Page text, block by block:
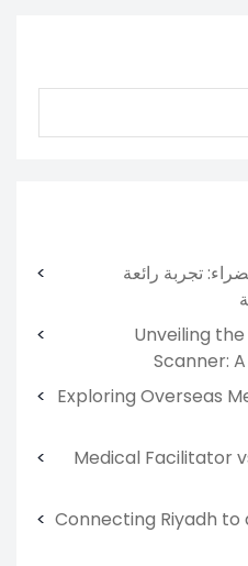
تجربة رائعة
Unveiling
Scanner:
Exploring Overseas
Medical Facilitator
Connecting Riyadh